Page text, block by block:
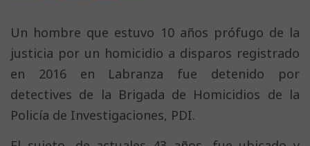
Un hombre que estuvo 10 años prófugo de la
justicia por un homicidio a disparos registrado
en 2016 en Labranza fue detenido por
detectives de la Brigada de Homicidios de la
Policía de Investigaciones, PDI.